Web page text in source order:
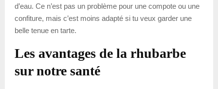
d’eau. Ce n’est pas un problème pour une compote ou une
confiture, mais c’est moins adapté si tu veux garder une
belle tenue en tarte.
Les avantages de la rhubarbe
sur notre santé